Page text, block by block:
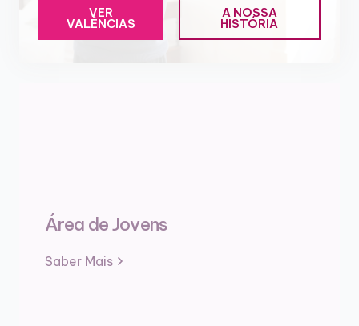
VER
VALÊNCIAS
A NOSSA
HISTÓRIA
Área de Jovens
Saber Mais